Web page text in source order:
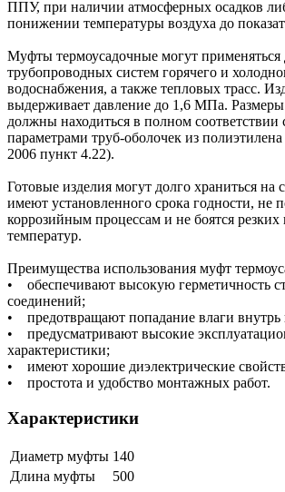
ППУ, при наличии атмосферных осадков
понижении температуры воздуха до
Муфты термоусадочные могут применяться
трубопроводных систем горячего и
водоснабжения, а также тепловых трасс.
выдерживает давление до 1,6 МПа.
должны находиться в полном
параметрами труб-оболочек из
2006 пункт 4.22).
Готовые изделия могут долго храниться на
имеют установленного срока годности, не
коррозийным процессам и не боятся резких
температур.
Преимущества использования муфт
• обеспечивают высокую герметичность
соединений;
• предотвращают попадание влаги внутрь
• предусматривают высокие
характеристики;
• имеют хорошие диэлектрические
• простота и удобство монтажных работ.
Характеристики
Диаметр муфты 140
Длина муфты
500